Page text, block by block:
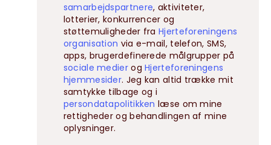
samarbejdspartnere, aktiviteter,
lotterier, konkurrencer og
støttemuligheder fraHjerteforeningens
organisation via e-mail, telefon, SMS,
apps, brugerdefinerede målgrupper på
sociale medierogHjerteforeningens
hjemmesider. Jeg kan altid trække mit
samtykke tilbage og i
persondatapolitikken læse om mine
rettigheder og behandlingen af mine
oplysninger.